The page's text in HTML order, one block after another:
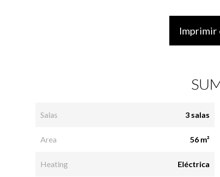
Imprimir
Salas 3 salas
Area 56 m²
Heating Eléctrica